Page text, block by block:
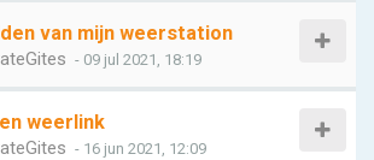
van mijn weerstation
- 09 jul 2021, 18:19
weerlink
- 16 jun 2021, 12:09